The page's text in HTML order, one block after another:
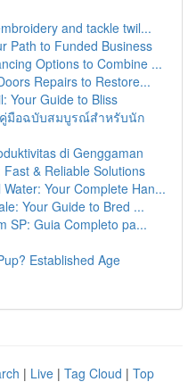
and tackle twil...
Path to Funded Business
Options to Combine ...
Repairs to Restore...
Your Guide to Bliss
มือฉบับสมบูรณ์สำหรับนัก
di Genggaman
& Reliable Solutions
Your Complete Han...
Your Guide to Bred ...
SP: Guia Completo pa...
Established Age
| Live | Tag Cloud | Top